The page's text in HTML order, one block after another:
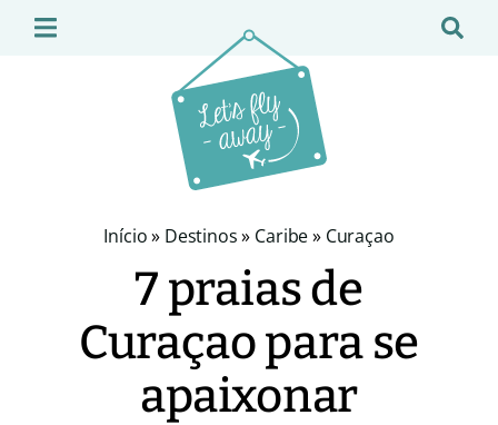
Início» Destinos» Caribe» Curaçao
7 praias de
Curaçao para se
apaixonar